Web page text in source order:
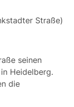
Straße)
seinen
Heidelberg.
die